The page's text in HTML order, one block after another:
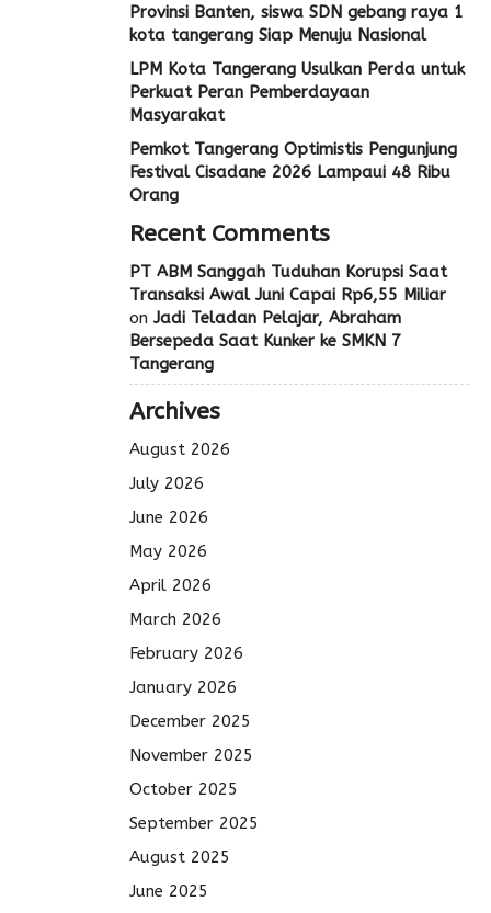
Provinsi Banten, siswa SDN gebang raya 1
kota tangerang Siap Menuju Nasional
LPM Kota Tangerang Usulkan Perda untuk
Perkuat Peran Pemberdayaan
Masyarakat
Pemkot Tangerang Optimistis Pengunjung
Festival Cisadane 2026 Lampaui 48 Ribu
Orang
Recent Comments
PT ABM Sanggah Tuduhan Korupsi Saat
Transaksi Awal Juni Capai Rp6,55 Miliar
on Jadi Teladan Pelajar, Abraham
Bersepeda Saat Kunker ke SMKN 7
Tangerang
Archives
August 2026
July 2026
June 2026
May 2026
April 2026
March 2026
February 2026
January 2026
December 2025
November 2025
October 2025
September 2025
August 2025
June 2025